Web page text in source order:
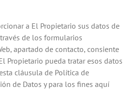
a El Propietario sus datos de
de los formularios
apartado de contacto, consiente
Propietario pueda tratar esos datos
cláusula de Política de
de Datos y para los fines aquí